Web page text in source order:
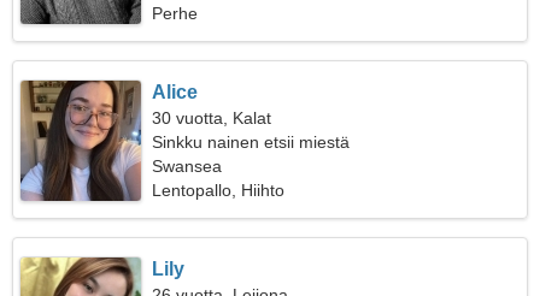
Perhe
Alice
30 vuotta, Kalat
Sinkku nainen etsii miestä
Swansea
Lentopallo, Hiihto
Lily